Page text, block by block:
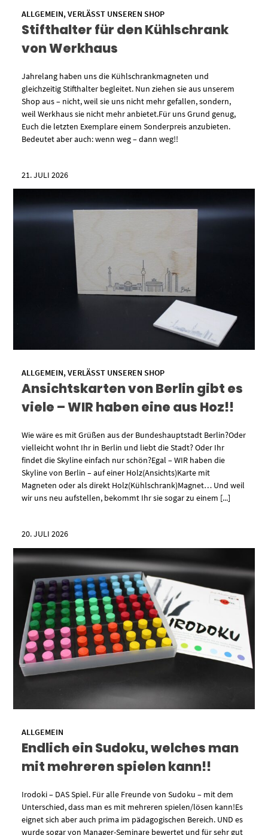
ALLGEMEIN,VERLÄSST UNSEREN SHOP
Stifthalter für den Kühlschrank
von Werkhaus
Jahrelang haben uns die Kühlschrankmagneten und
gleichzeitig Stifthalter begleitet. Nun ziehen sie aus unserem
Shop aus – nicht, weil sie uns nicht mehr gefallen, sondern,
weil Werkhaus sie nicht mehr anbietet.Für uns Grund genug,
Euch die letzten Exemplare einem Sonderpreis anzubieten.
Bedeutet aber auch: wenn weg – dann weg!!
21. JULI 2026
ALLGEMEIN,VERLÄSST UNSEREN SHOP
Ansichtskarten von Berlin gibt es
viele – WIR haben eine aus Hoz!!
Wie wäre es mit Grüßen aus der Bundeshauptstadt Berlin?Oder
vielleicht wohnt Ihr in Berlin und liebt die Stadt? Oder Ihr
findet die Skyline einfach nur schön?Egal – WIR haben die
Skyline von Berlin – auf einer Holz(Ansichts)Karte mit
Magneten oder als direkt Holz(Kühlschrank)Magnet… Und weil
wir uns neu aufstellen, bekommt Ihr sie sogar zu einem [...]
20. JULI 2026
ALLGEMEIN
Endlich ein Sudoku, welches man
mit mehreren spielen kann!!
Irodoki – DAS Spiel. Für alle Freunde von Sudoku – mit dem
Unterschied, dass man es mit mehreren spielen/lösen kann!Es
eignet sich aber auch prima im pädagogischen Bereich. UND es
wurde sogar von Manager-Seminare bewertet und für sehr gut